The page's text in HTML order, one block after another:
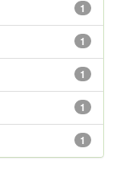
1
1
1
1
1